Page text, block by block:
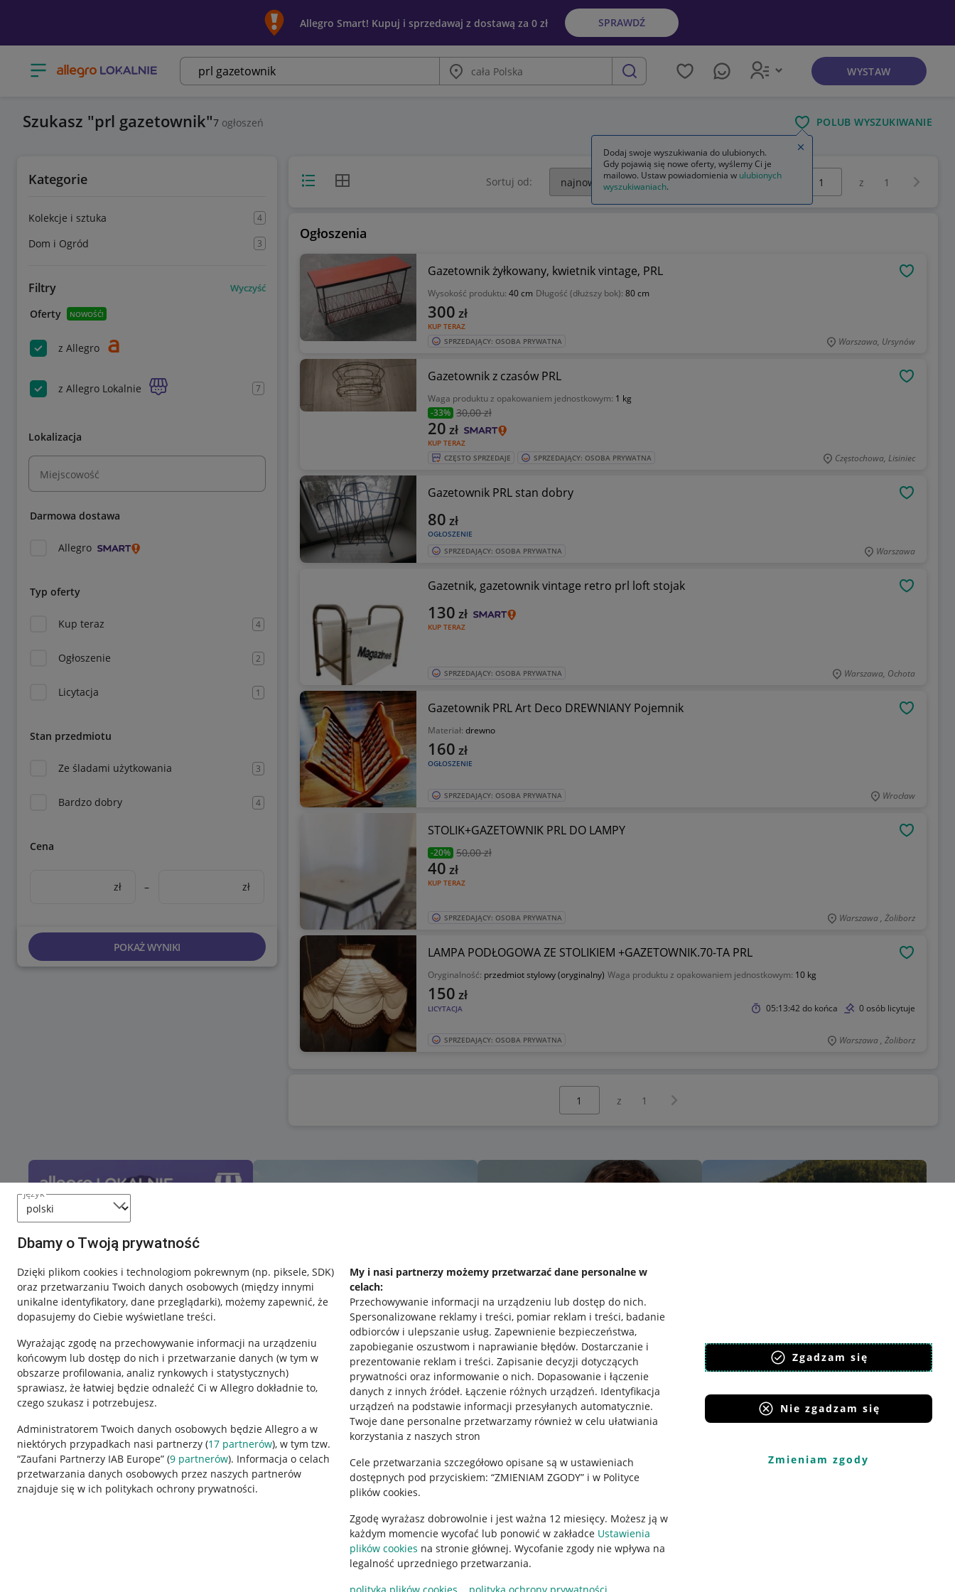
język
Dbamy o Twoją prywatność
Dzięki plikom cookies i technologiom pokrewnym (np. piksele, SDK)
oraz przetwarzaniu Twoich danych osobowych (między innymi
unikalne identyfikatory, dane przeglądarki), możemy zapewnić, że
dopasujemy do Ciebie wyświetlane treści.
Wyrażając zgodę na przechowywanie informacji na urządzeniu
końcowym lub dostęp do nich i przetwarzanie danych (w tym w
obszarze profilowania, analiz rynkowych i statystycznych)
sprawiasz, że łatwiej będzie odnaleźć Ci w Allegro dokładnie to,
czego szukasz i potrzebujesz.
Administratorem Twoich danych osobowych będzie Allegro a w
niektórych przypadkach nasi partnerzy (17 partnerów), w tym tzw.
“Zaufani Partnerzy IAB Europe” (9 partnerów). Informacja o celach
przetwarzania danych osobowych przez naszych partnerów
znajduje się w ich politykach ochrony prywatności.
My i nasi partnerzy możemy przetwarzać dane personalne w
celach:
Przechowywanie informacji na urządzeniu lub dostęp do nich.
Spersonalizowane reklamy i treści, pomiar reklam i treści, badanie
odbiorców i ulepszanie usług. Zapewnienie bezpieczeństwa,
zapobieganie oszustwom i naprawianie błędów. Dostarczanie i
prezentowanie reklam i treści. Zapisanie decyzji dotyczących
prywatności oraz informowanie o nich. Dopasowanie i łączenie
danych z innych źródeł. Łączenie różnych urządzeń. Identyfikacja
urządzeń na podstawie informacji przesyłanych automatycznie.
Twoje dane personalne przetwarzamy również w celu ułatwiania
korzystania z naszych stron
Cele przetwarzania szczegółowo opisane są w ustawieniach
dostępnych pod przyciskiem: “ZMIENIAM ZGODY” i w Polityce
plików cookies.
Zgodę wyrażasz dobrowolnie i jest ważna 12 miesięcy. Możesz ją w
każdym momencie wycofać lub ponowić w zakładce Ustawienia
plików cookies na stronie głównej. Wycofanie zgody nie wpływa na
legalność uprzedniego przetwarzania.
Zgadzam się
Nie zgadzam się
Zmieniam zgody
Allegro Smart! Kupuj i sprzedawaj z dostawą za 0 zł SPRAWDŹ
Otwórz menu z kategoriami
Miasto
szukaj
WYSTAW
Szukasz prl gazetownik 7 ogłoszeń POLUB WYSZUKIWANIE
Kategorie
Kolekcje i sztuka 4
Dom i Ogród 3
Filtry Wyczyść
Oferty NOWOŚĆ!
z Allegro
z Allegro Lokalnie 7
Lokalizacja
Miejscowość
Darmowa dostawa
Allegro
Typ oferty
Kup teraz 4
Ogłoszenie 2
Licytacja 1
Stan przedmiotu
Ze śladami użytkowania 3
Bardzo dobry 4
Cena
zł – zł
POKAŻ WYNIKI
Widok listyWidok siatki Sortuj od: z 1
Ogłoszenia
Gazetownik żyłkowany, kwietnik vintage, PRL
Wysokość produktu: 40 cm Długość (dłuższy bok): 80 cm
KUP TERAZ
300 zł
SPRZEDAJĄCY: OSOBA PRYWATNA Warszawa, Ursynów
Gazetownik z czasów PRL
Waga produktu z opakowaniem jednostkowym: 1 kg
-33% 30,00 zł
KUP TERAZ
20 zł
CZĘSTO SPRZEDAJE SPRZEDAJĄCY: OSOBA PRYWATNA Częstochowa, Lisiniec
Gazetownik PRL stan dobry
OGŁOSZENIE
80 zł
SPRZEDAJĄCY: OSOBA PRYWATNA Warszawa
Gazetnik, gazetownik vintage retro prl loft stojak
KUP TERAZ
130 zł
SPRZEDAJĄCY: OSOBA PRYWATNA Warszawa, Ochota
Gazetownik PRL Art Deco DREWNIANY Pojemnik
Materiał: drewno
OGŁOSZENIE
160 zł
SPRZEDAJĄCY: OSOBA PRYWATNA Wrocław
STOLIK+GAZETOWNIK PRL DO LAMPY
-20% 50,00 zł
KUP TERAZ
40 zł
SPRZEDAJĄCY: OSOBA PRYWATNA Warszawa , Żoliborz
LAMPA PODŁOGOWA ZE STOLIKIEM +GAZETOWNIK.70-TA PRL
Oryginalność: przedmiot stylowy (oryginalny) Waga produktu z opakowaniem jednostkowym: 10 kg
LICYTACJA
150 zł
05:13:42 do końca 0 osób licytuje
SPRZEDAJĄCY: OSOBA PRYWATNA Warszawa , Żoliborz
z 1 Następna strona
Przydatne informacje
Jak to działa
Napisz do nas
Allegro Gadane dla sprzedających
Regulamin
Polityka plików "cookies"
Ustawienia plików "cookies"
Udostępnianie lokalizacji
Informacje dla Aktu o Usługach Cyfrowych
Pobierz aplikację
Dodaj swoje wyszukiwania do ulubionych.
Gdy pojawią się nowe oferty, wyślemy Ci je
mailowo. Ustaw powiadomienia w ulubionych
wyszukiwaniach.
Zamknij wskazówkę